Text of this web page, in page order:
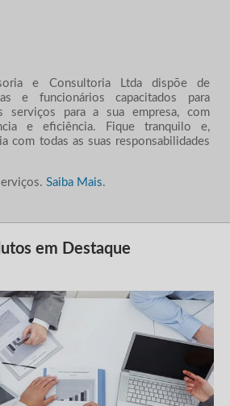
e Consultoria Ltda dispõe de
e funcionários capacitados para
serviços para a sua empresa, com
e eficiência. Fique tranquilo e,
com todas as suas responsabilidades
Saiba Mais.
em Destaque